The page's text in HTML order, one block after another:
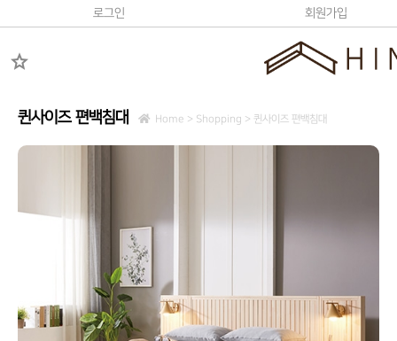
로그인 회원가입
star
퀸사이즈 편백침대 Home > Shopping > 퀸사이즈 편백침대